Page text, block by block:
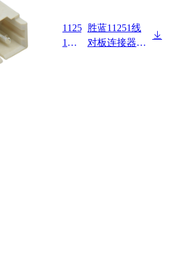
1125
1W9
胜蓝11251线
对板连接器Pit